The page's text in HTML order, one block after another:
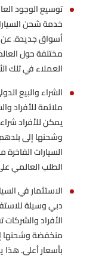
توسيع الوجود
خدمة شحن
أسواق جديدة. عن
مختلفة حول
العملاء في تلك
الشراء والبيع
ملائمة للأفراد
يمكن للأفراد
وشحنها إلى
السيارات
الطلب العالمي
الاستثمار في
دبي وسيلة
الأفراد
منخفضة وشحنها
بأسعار أعلى. هذا